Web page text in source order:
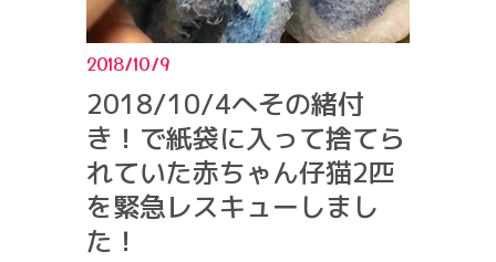
2018/10/9
2018/10/4へその緒付
き！で紙袋に入って捨てら
れていた赤ちゃん仔猫2匹
を緊急レスキューしまし
た！